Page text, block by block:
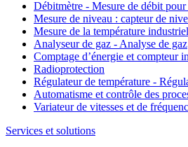
Débitmètre - Mesure de débit
Mesure de niveau : capteur de
Mesure de la température
Analyseur de gaz - Analyse de gaz
Comptage d’énergie et compteur
Radioprotection
Régulateur de température -
Automatisme et contrôle des
Variateur de vitesses et de
Services et solutions